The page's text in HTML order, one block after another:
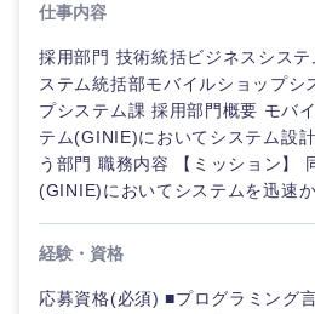
滋賀県
大阪府
奈良県
仕事内容
採用部門 技術統括ビジネスシス
ステム統括部モバイルショップシ
プシステム課 採用部門概要 モバ
テム(GINIE)においてシステム設
う部門 職務内容 【ミッション】
(GINIE)においてシステムを迅速か
経験・資格
応募資格(必須) ■プログラミング